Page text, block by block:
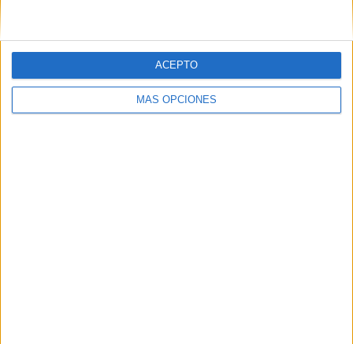
MÁS OPCIONES
ACEPTO